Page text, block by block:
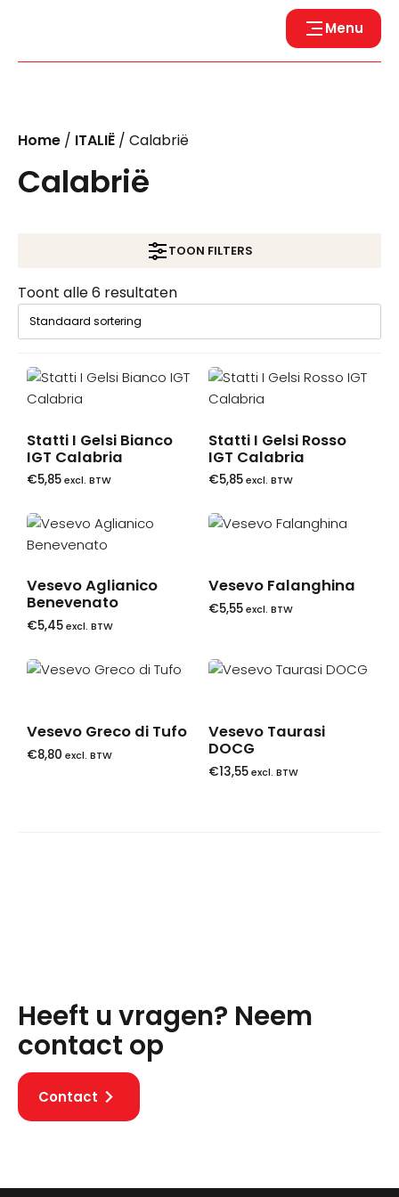
Menu
Home / ITALIË / Calabrië
Calabrië
TOON FILTERS
Toont alle 6 resultaten
Statti I Gelsi Bianco
IGT Calabria
€5,85 excl. BTW
Statti I Gelsi Rosso
IGT Calabria
€5,85 excl. BTW
Vesevo Aglianico
Benevenato
€5,45 excl. BTW
Vesevo Falanghina
€5,55 excl. BTW
Vesevo Greco di Tufo
€8,80 excl. BTW
Vesevo Taurasi
DOCG
€13,55 excl. BTW
Heeft u vragen? Neem
contact op
Contact